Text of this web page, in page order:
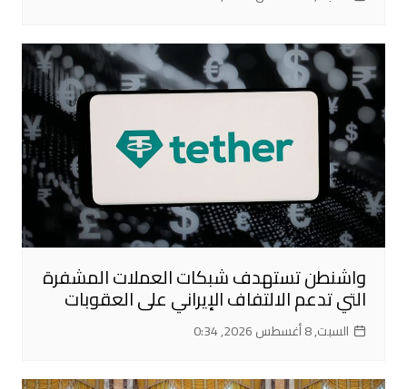
واشنطن تستهدف شبكات العملات المشفرة
التي تدعم الالتفاف الإيراني على العقوبات
السبت, 8 أغسطس 2026, 0:34